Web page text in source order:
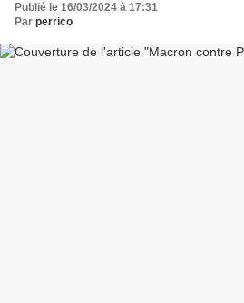
Publié le 16/03/2024 à 17:31
Par perrico